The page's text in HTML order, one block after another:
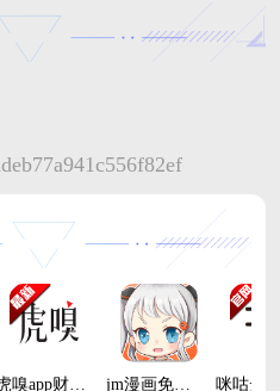
jm漫画免费版v1.8.2 破解版